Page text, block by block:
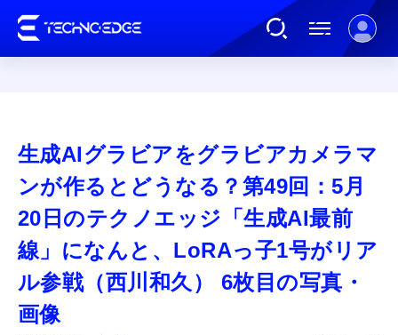
AI
ガジェット
ゲーム
生成AIグラビアをグラビアカメラマ
ンが作るとどうなる？第49回：5月
20日のテクノエッジ「生成AI最前
線」になんと、LoRAっ子1号がリア
ル参戦（西川和久） 6枚目の写真・
画像